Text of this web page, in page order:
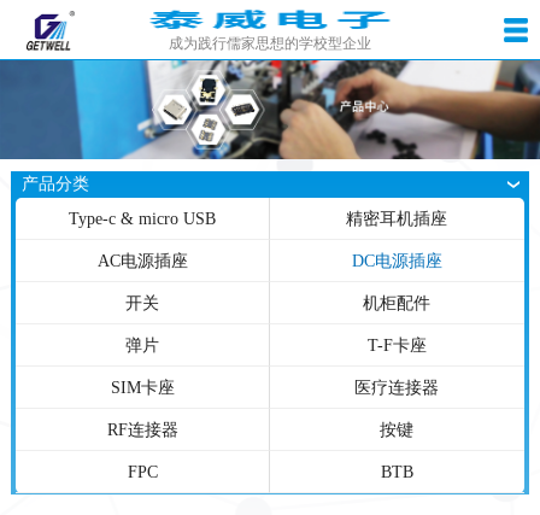
成为践行儒家思想的学校型企业
产品分类
Type-c & micro USB
精密耳机插座
AC电源插座 DC电源插座
开关 机柜配件
弹片 T-F卡座
SIM卡座 医疗连接器
RF连接器 按键
FPC BTB